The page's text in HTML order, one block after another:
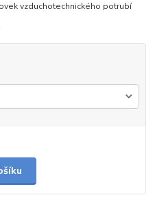
vzduchotechnického potrubí